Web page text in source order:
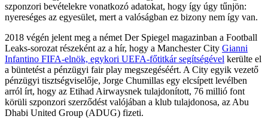
szponzori bevételekre vonatkozó adatokat, hogy így úgy tűnjön:
nyereséges az egyesület, mert a valóságban ez bizony nem így van.
2018 végén jelent meg a német Der Spiegel magazinban a Football
Leaks-sorozat részeként az a hír, hogy a Manchester City Gianni
Infantino FIFA-elnök, egykori UEFA-főtitkár segítségével kerülte el
a büntetést a pénzügyi fair play megszegéséért. A City egyik vezető
pénzügyi tisztségviselője, Jorge Chumillas egy elcsípett levélben
arról írt, hogy az Etihad Airwaysnek tulajdonított, 76 millió font
körüli szponzori szerződést valójában a klub tulajdonosa, az Abu
Dhabi United Group (ADUG) fizeti.